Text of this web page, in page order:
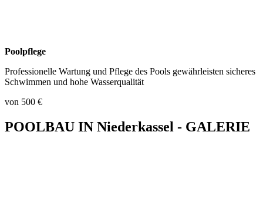
Poolpflege
Professionelle Wartung und Pflege des Pools gewährleisten sicheres
Schwimmen und hohe Wasserqualität
von 500 €
POOLBAU IN Niederkassel - GALERIE